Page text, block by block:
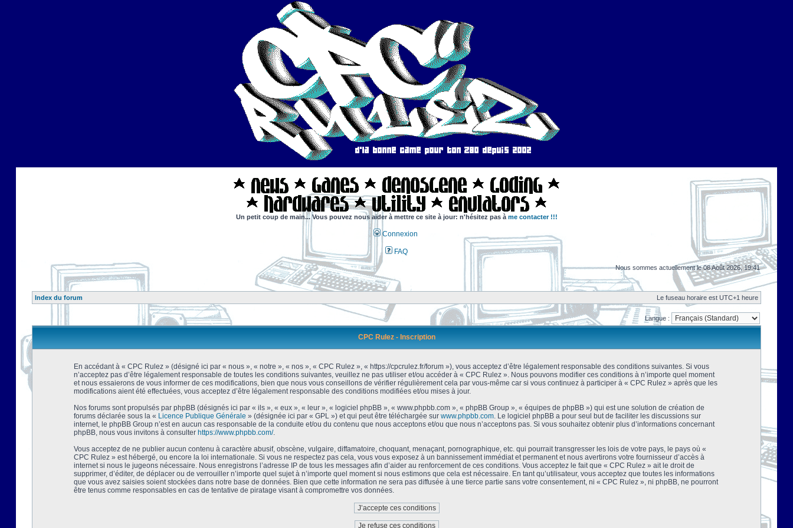
Un petit coup de main... Vous pouvez nous aider à mettre ce site à jour: n'hésitez pas à me contacter !!!
Connexion
FAQ
Nous sommes actuellement le 08 Août 2026, 19:41
Index du forum Le fuseau horaire est UTC+1 heure
Langue :
CPC Rulez - Inscription
En accédant à « CPC Rulez » (désigné ici par « nous », « notre », « nos », « CPC Rulez », « https://cpcrulez.fr/forum »), vous acceptez d’être légalement responsable des conditions suivantes. Si vous
n’acceptez pas d’être légalement responsable de toutes les conditions suivantes, veuillez ne pas utiliser et/ou accéder à « CPC Rulez ». Nous pouvons modifier ces conditions à n’importe quel moment
et nous essaierons de vous informer de ces modifications, bien que nous vous conseillons de vérifier régulièrement cela par vous-même car si vous continuez à participer à « CPC Rulez » après que les
modifications aient été effectuées, vous acceptez d’être légalement responsable des conditions modifiées et/ou mises à jour.
Nos forums sont propulsés par phpBB (désignés ici par « ils », « eux », « leur », « logiciel phpBB », « www.phpbb.com », « phpBB Group », « équipes de phpBB ») qui est une solution de création de
forums déclarée sous la « Licence Publique Générale » (désignée ici par « GPL ») et qui peut être téléchargée sur www.phpbb.com. Le logiciel phpBB a pour seul but de faciliter les discussions sur
internet, le phpBB Group n’est en aucun cas responsable de la conduite et/ou du contenu que nous acceptons et/ou que nous n’acceptons pas. Si vous souhaitez obtenir plus d’informations concernant
phpBB, nous vous invitons à consulter https://www.phpbb.com/.
Vous acceptez de ne publier aucun contenu à caractère abusif, obscène, vulgaire, diffamatoire, choquant, menaçant, pornographique, etc. qui pourrait transgresser les lois de votre pays, le pays où «
CPC Rulez » est hébergé, ou encore la loi internationale. Si vous ne respectez pas cela, vous vous exposez à un bannissement immédiat et permanent et nous avertirons votre fournisseur d’accès à
internet si nous le jugeons nécessaire. Nous enregistrons l’adresse IP de tous les messages afin d’aider au renforcement de ces conditions. Vous acceptez le fait que « CPC Rulez » ait le droit de
supprimer, d’éditer, de déplacer ou de verrouiller n’importe quel sujet à n’importe quel moment si nous estimons que cela est nécessaire. En tant qu’utilisateur, vous acceptez que toutes les informations
que vous avez saisies soient stockées dans notre base de données. Bien que cette information ne sera pas diffusée à une tierce partie sans votre consentement, ni « CPC Rulez », ni phpBB, ne pourront
être tenus comme responsables en cas de tentative de piratage visant à compromettre vos données.